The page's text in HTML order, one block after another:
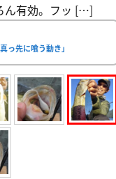
ん有効。フッ […]
っ先に喰う動き」